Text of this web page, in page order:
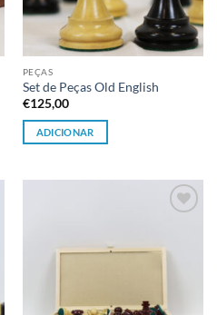
PEÇAS
Set de Peças Old English
€125,00
ADICIONAR
desejos